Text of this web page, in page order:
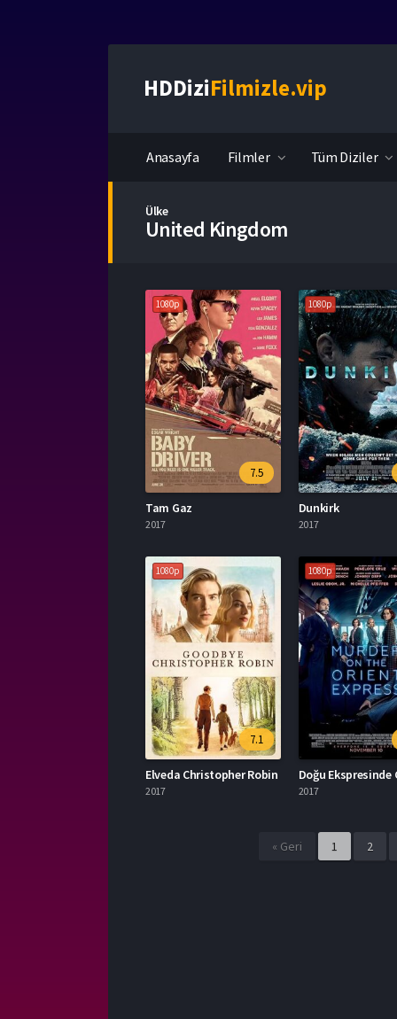
HDDiziFilmizle.vip
Anasayfa Filmler Tüm Diziler
Ülke
United Kingdom
1080p
7.5
Tam Gaz
2017
1080p
Dunkirk
2017
1080p
7.1
Elveda Christopher Robin
2017
1080p
2017
« Geri 1 2